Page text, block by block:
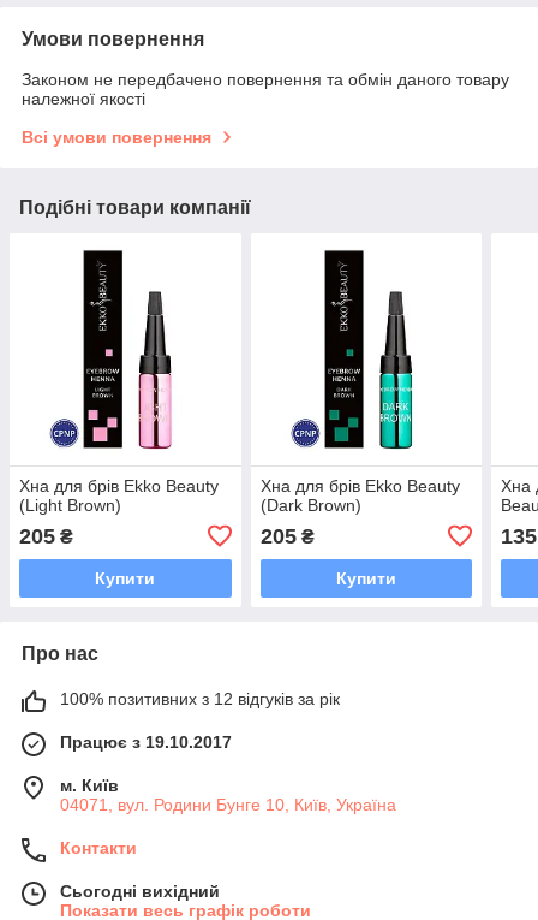
Умови повернення
Законом не передбачено повернення та обмін даного товару
належної якості
Всі умови повернення
Подібні товари компанії
Хна для брів Ekko Beauty
(Light Brown)
205 ₴
Купити
Хна для брів Ekko Beauty
(Dark Brown)
205₴
Купити
Хна
135
Про нас
100% позитивних з 12 відгуків за рік
Працює з 19.10.2017
м. Київ
04071, вул. Родини Бунге 10, Київ, Україна
Контакти
Сьогодні вихідний
Показати весь графік роботи